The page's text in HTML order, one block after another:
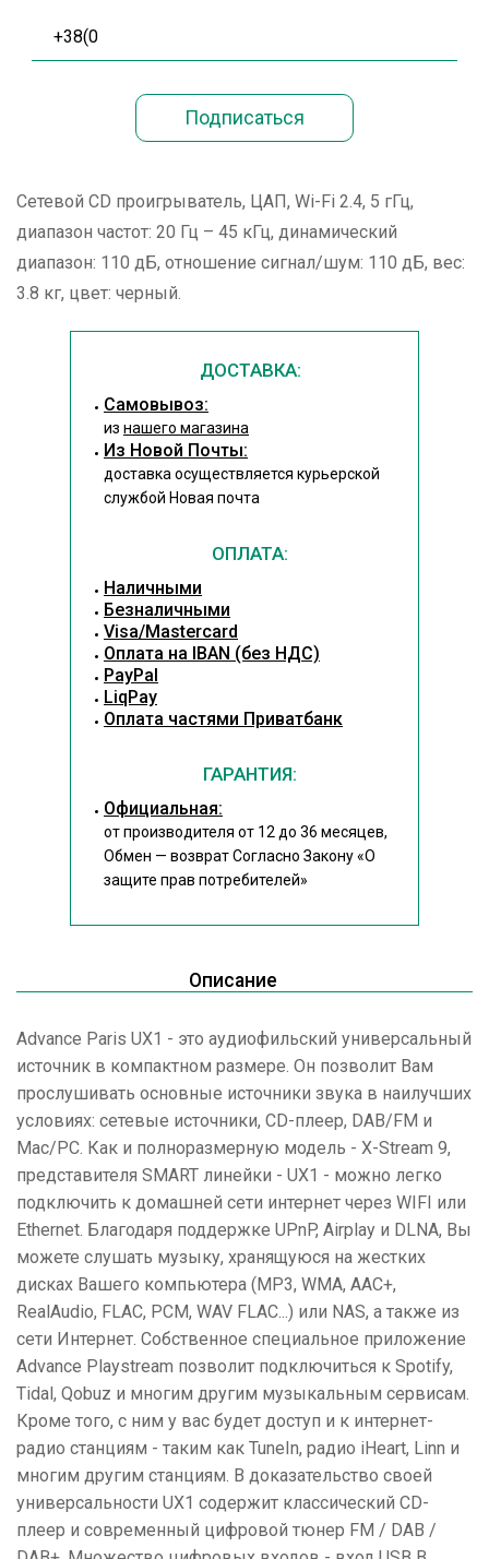
Сетевой CD проигрыватель, ЦАП, Wi-Fi 2.4, 5 гГц,
диапазон частот: 20 Гц – 45 кГц, динамический
диапазон: 110 дБ, отношение сигнал/шум: 110 дБ, вес:
3.8 кг, цвет: черный.
ДОСТАВКА:
Cамовывоз:
из нашего магазина
Из Новой Почты:
доставка осуществляется курьерской
службой Новая почта
ОПЛАТА:
Наличными
Безналичными
Visa/Mastercard
Оплата на IBAN (без НДС)
PayPal
LiqPay
Оплата частями Приватбанк
ГАРАНТИЯ:
Официальная:
от производителя от 12 до 36 месяцев,
Обмен — возврат Согласно Закону«О
защите прав потребителей»
Описание
Advance Paris UX1 - это аудиофильский универсальный
источник в компактном размере. Он позволит Вам
прослушивать основные источники звука в наилучших
условиях: сетевые источники, CD-плеер, DAB/FM и
Mac/PC. Как и полноразмерную модель - X-Stream 9,
представителя SMART линейки - UX1 - можно легко
подключить к домашней сети интернет через WIFI или
Ethernet. Благодаря поддержке UPnP, Airplay и DLNA, Вы
можете слушать музыку, хранящуюся на жестких
дисках Вашего компьютера (MP3, WMA, AAC+,
RealAudio, FLAC, PCM, WAV FLAC...) или NAS, а также из
сети Интернет. Собственное специальное приложение
Advance Playstream позволит подключиться к Spotify,
Tidal, Qobuz и многим другим музыкальным сервисам.
Кроме того, с ним у вас будет доступ и к интернет-
радио станциям - таким как TuneIn, радио iHeart, Linn и
многим другим станциям. В доказательство своей
универсальности UX1 содержит классический CD-
плеер и современный цифровой тюнер FM / DAB /